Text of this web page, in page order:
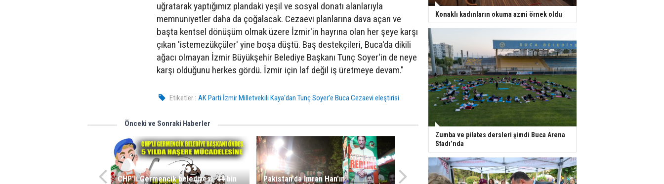
uğratarak yaptığımız plandaki yeşil ve sosyal donatı alanlarıyla
memnuniyetler daha da çoğalacak. Cezaevi planlarına dava açan ve
başta kentsel dönüşüm olmak üzere İzmir'in hayrına olan her şeye karşı
çıkan 'istemezükçüler' yine boşa düştü. Baş destekçileri, Buca'da dikili
ağacı olmayan İzmir Büyükşehir Belediye Başkanı Tunç Soyer'in de neye
karşı olduğunu herkes gördü. İzmir için laf değil iş üretmeye devam."
Etiketler : AK Parti İzmir Milletvekili Kaya'dan Tunç Soyer'e Buca Cezaevi eleştirisi
Önceki ve Sonraki Haberler
CHP'li Germencik belediyesi, 44 bin
Pakistan'da İmran Han'ın
Konaklı kadınların okuma azmi örnek oldu
Zumba ve pilates dersleri şimdi Buca Arena
Stadı’nda